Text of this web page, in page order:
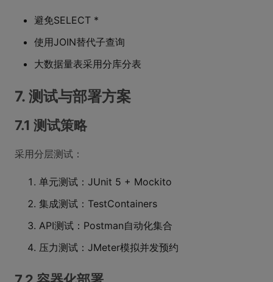
避免SELECT *
使用JOIN替代子查询
大数据量表采用分库分表
7. 测试与部署方案
7.1 测试策略
采用分层测试：
单元测试：JUnit 5 + Mockito
集成测试：TestContainers
API测试：Postman自动化集合
压力测试：JMeter模拟并发预约